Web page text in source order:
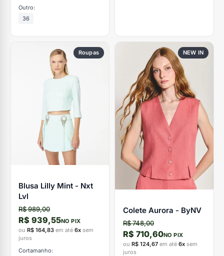
Outro:
36
Roupas
Blusa Lilly Mint - Nxt
Lvl
R$ 989,00
R$ 939,55NO PIX
ou R$ 164,83 em até 6x sem
juros
Cortamanho:
NEW IN
Colete Aurora - ByNV
R$ 748,00
R$ 710,60NO PIX
ou R$ 124,67 em até 6x sem
juros